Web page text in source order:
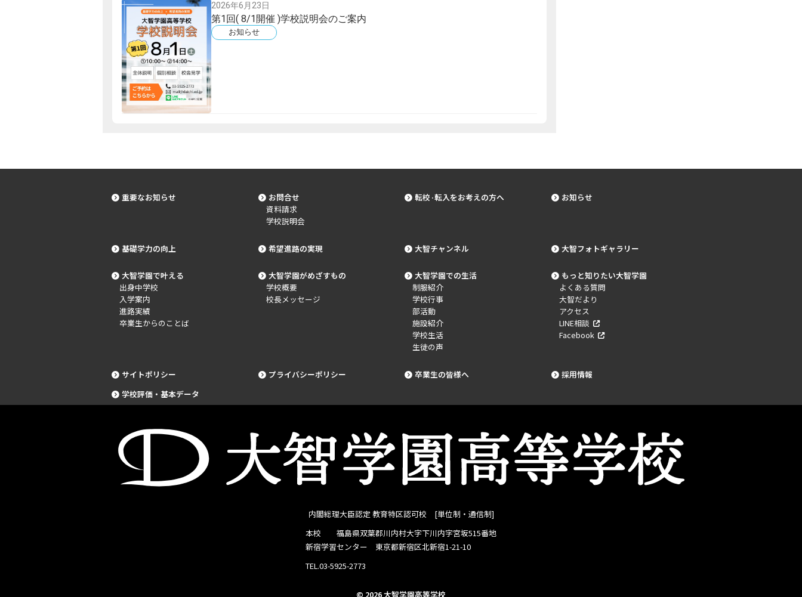
2026年6月23日
第1回( 8/1開催 )学校説明会のご案内
お知らせ
重要なお知らせ
お問合せ
資料請求
学校説明会
転校·転入をお考えの方へ お知らせ
基礎学力の向上 希望進路の実現 大智チャンネル 大智フォトギャラリー
大智学園で叶える
出身中学校
入学案内
進路実績
卒業生からのことば
大智学園がめざすもの
学校概要
校長メッセージ
大智学園での生活
制服紹介
学校行事
部活動
施設紹介
学校生活
生徒の声
もっと知りたい大智学園
よくある質問
大智だより
アクセス
LINE相談
Facebook
サイトポリシー プライバシーポリシー 卒業生の皆様へ
採用情報
学校評価・基本データ
内閣総理大臣認定 教育特区認可校 [単位制・通信制]
本校 福島県双葉郡川内村大字下川内字宮坂515番地
新宿学習センター 東京都新宿区北新宿1-21-10
TEL.03-5925-2773
© 2026 大智学園高等学校